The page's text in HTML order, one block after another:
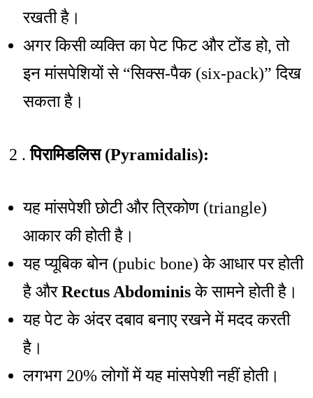
रखती है।
अगर किसी व्यक्ति का पेट फिट और टोंड हो, तो
इन मांसपेशियों से “सिक्स-पैक (six-pack)” दिख
सकता है।
2 .पिरामिडलिस (Pyramidalis):
यह मांसपेशी छोटी और त्रिकोण (triangle)
आकार की होती है।
यह प्यूबिक बोन (pubic bone) के आधार पर होती
है औरRectus Abdominisके सामने होती है।
यह पेट के अंदर दबाव बनाए रखने में मदद करती
है।
लगभग 20% लोगों में यह मांसपेशी नहीं होती।